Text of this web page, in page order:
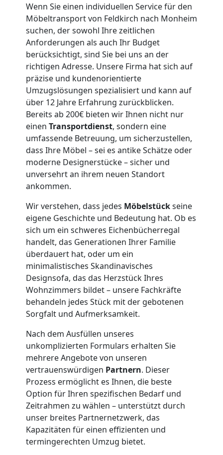
Wenn Sie einen individuellen Service für den
Möbeltransport von Feldkirch nach Monheim
suchen, der sowohl Ihre zeitlichen
Anforderungen als auch Ihr Budget
berücksichtigt, sind Sie bei uns an der
richtigen Adresse. Unsere Firma hat sich auf
präzise und kundenorientierte
Umzugslösungen spezialisiert und kann auf
über 12 Jahre Erfahrung zurückblicken.
Bereits ab 200€ bieten wir Ihnen nicht nur
einen Transportdienst, sondern eine
umfassende Betreuung, um sicherzustellen,
dass Ihre Möbel – sei es antike Schätze oder
moderne Designerstücke – sicher und
unversehrt an ihrem neuen Standort
ankommen.
Wir verstehen, dass jedes Möbelstückseine
eigene Geschichte und Bedeutung hat. Ob es
sich um ein schweres Eichenbücherregal
handelt, das Generationen Ihrer Familie
überdauert hat, oder um ein
minimalistisches Skandinavisches
Designsofa, das das Herzstück Ihres
Wohnzimmers bildet – unsere Fachkräfte
behandeln jedes Stück mit der gebotenen
Sorgfalt und Aufmerksamkeit.
Nach dem Ausfüllen unseres
unkomplizierten Formulars erhalten Sie
mehrere Angebote von unseren
vertrauenswürdigen Partnern. Dieser
Prozess ermöglicht es Ihnen, die beste
Option für Ihren spezifischen Bedarf und
Zeitrahmen zu wählen – unterstützt durch
unser breites Partnernetzwerk, das
Kapazitäten für einen effizienten und
termingerechten Umzug bietet.
Umzug
Feldkirch
Mann
LKW
Möbellift
Feldkirch
Übersiedlung
Feldkirch
Klaviertransport
Feldkirch
Privatumzug
Feldkirch
Tresortransport